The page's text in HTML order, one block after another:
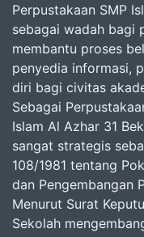
Perpustakaan SMP
sebagai wadah bagi
membantu proses
penyedia informasi,
diri bagi civitas
Sebagai
Islam Al Azhar 31
sangat strategis
108/1981 tentang
dan Pengembangan
Menurut Surat
Sekolah